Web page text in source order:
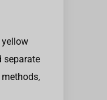
separate